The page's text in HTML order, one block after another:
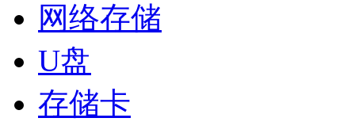
网络存储
U盘
存储卡